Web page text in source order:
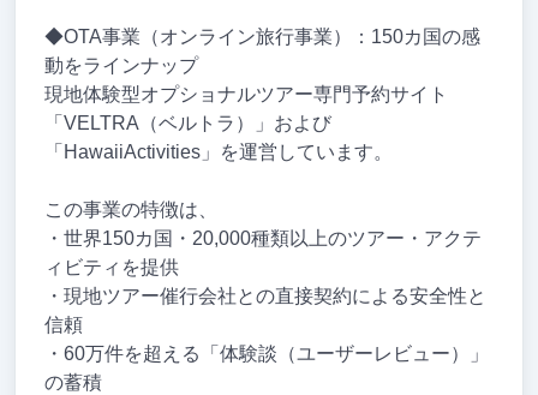
◆OTA事業（オンライン旅行事業）：150カ国の感
動をラインナップ
現地体験型オプショナルツアー専門予約サイト
「VELTRA（ベルトラ）」および
「HawaiiActivities」を運営しています。
この事業の特徴は、
・世界150カ国・20,000種類以上のツアー・アクテ
ィビティを提供
・現地ツアー催行会社との直接契約による安全性と
信頼
・60万件を超える「体験談（ユーザーレビュー）」
の蓄積